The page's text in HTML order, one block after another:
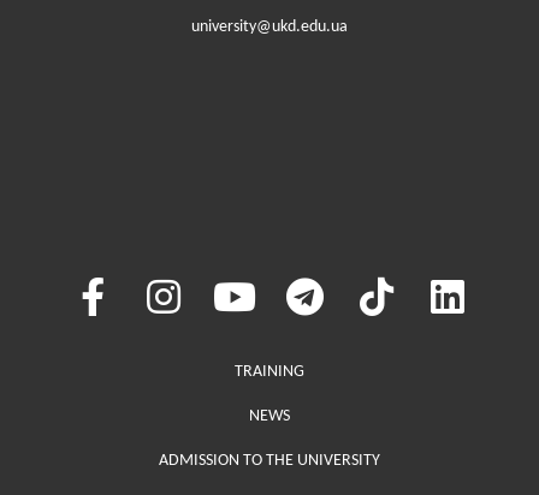
university@ukd.edu.ua
Меню у хедері
TRAINING
NEWS
ADMISSION TO THE UNIVERSITY